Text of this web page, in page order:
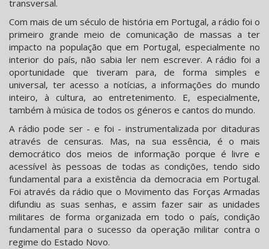
transversal.
Com mais de um século de história em Portugal, a rádio foi o
primeiro grande meio de comunicação de massas a ter
impacto na população que em Portugal, especialmente no
interior do país, não sabia ler nem escrever. A rádio foi a
oportunidade que tiveram para, de forma simples e
universal, ter acesso a notícias, a informações do mundo
inteiro, à cultura, ao entretenimento. E, especialmente,
também à música de todos os géneros e cantos do mundo.
A rádio pode ser - e foi - instrumentalizada por ditaduras
através de censuras. Mas, na sua essência, é o mais
democrático dos meios de informação porque é livre e
acessível às pessoas de todas as condições, tendo sido
fundamental para a existência da democracia em Portugal.
Foi através da rádio que o Movimento das Forças Armadas
difundiu as suas senhas, e assim fazer sair as unidades
militares de forma organizada em todo o país, condição
fundamental para o sucesso da operação militar contra o
regime do Estado Novo.